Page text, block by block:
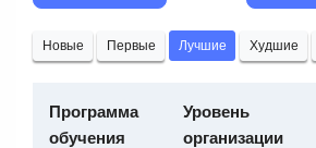
Новые Первые Лучшие Худшие
Программа
обучения
Уровень
организации